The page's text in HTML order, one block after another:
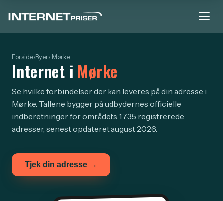
Forside›Byer› Mørke
Internet i Mørke
Se hvilke forbindelser der kan leveres på din adresse i
Mørke. Tallene bygger på udbydernes officielle
indberetninger for områdets 1.735 registrerede
adresser, senest opdateret august 2026.
Tjek din adresse →